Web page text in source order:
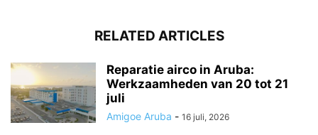
RELATED ARTICLES
Reparatie airco in Aruba:
Werkzaamheden van 20 tot 21
juli
Amigoe Aruba - 16 juli, 2026